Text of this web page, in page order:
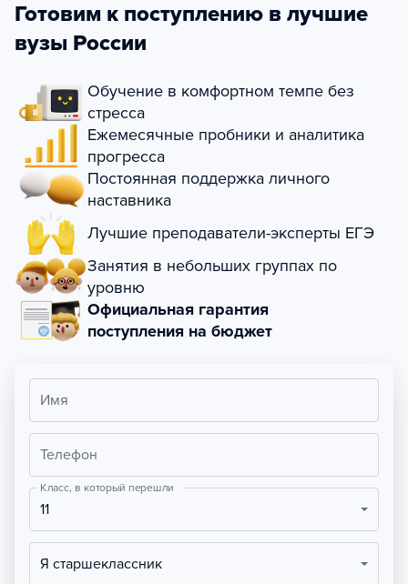
Готовим к поступлению в лучшие
вузы России
Обучение в комфортном темпе без
стресса
Ежемесячные пробники и аналитика
прогресса
Постоянная поддержка личного
наставника
Лучшие преподаватели-эксперты ЕГЭ
Занятия в небольших группах по
уровню
Официальная гарантия
поступления на бюджет
Имя
Телефон
Класс, в который перешли
11
Я старшеклассник